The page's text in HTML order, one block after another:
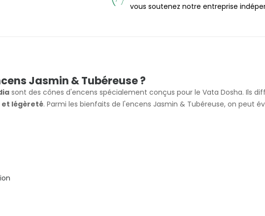
vous soutenez notre entreprise
Jasmin & Tubéreuse ?
sont des cônes d'encens spécialement conçus pour le Vata Dosha. Ils
légèreté. Parmi les bienfaits de l'encens Jasmin & Tubéreuse, on peut